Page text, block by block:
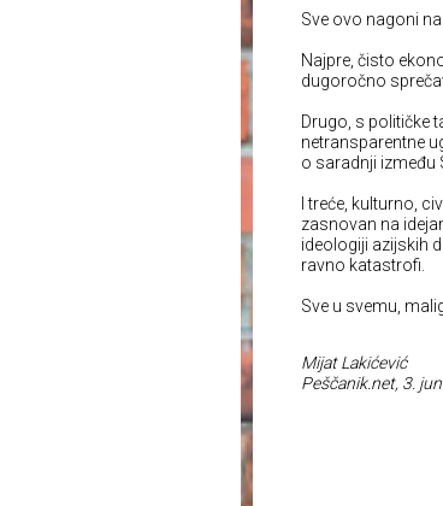
Sve ovo nagoni
Najpre, čisto
dugoročno
Drugo, s političke
netransparentne
o saradnji između
I treće, kulturno,
zasnovan na
ideologiji azijskih
ravno katastrofi.
Sve u svemu,
Mijat Lakićević
Peščanik.net, 3.